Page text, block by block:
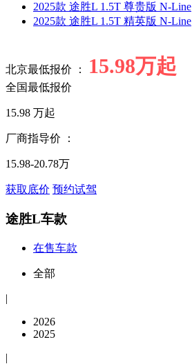
2025款 途胜L 1.5T 尊贵版 N-Line
2025款 途胜L 1.5T 精英版 N-Line
北京最低报价 ： 15.98万起
全国最低报价
15.98 万起
厂商指导价 ：
15.98-20.78万
获取底价 预约试驾
途胜L车款
在售车款
全部
|
2026
2025
|